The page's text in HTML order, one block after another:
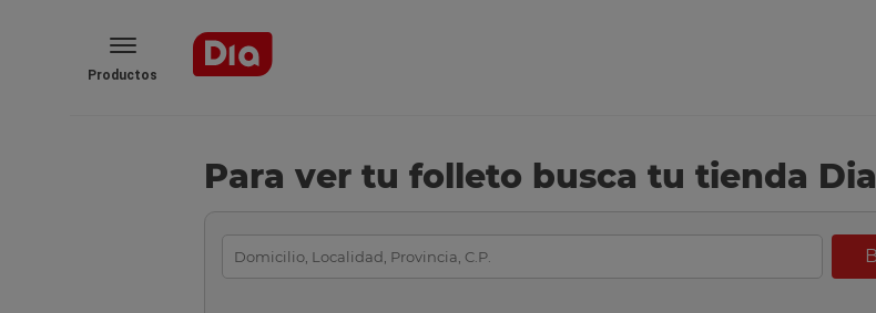
Productos
Para ver tu folleto busca tu tienda Dia